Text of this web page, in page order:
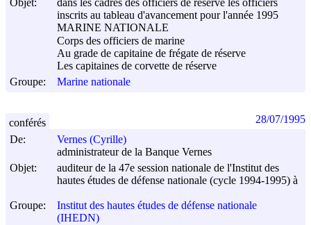
Objet:
dans les cadres des officiers de réserve les officiers
inscrits au tableau d'avancement pour l'année 1995
MARINE NATIONALE
Corps des officiers de marine
Au grade de capitaine de frégate de réserve
Les capitaines de corvette de réserve
Groupe:
Marine nationale
De:
Vernes (Cyrille)
administrateur de la Banque Vernes
Objet:
auditeur de la 47e session nationale de l'Institut des
hautes études de défense nationale (cycle 1994-1995) à
Groupe:
Institut des hautes études de défense nationale
(IHEDN)
conférés 28/07/1995